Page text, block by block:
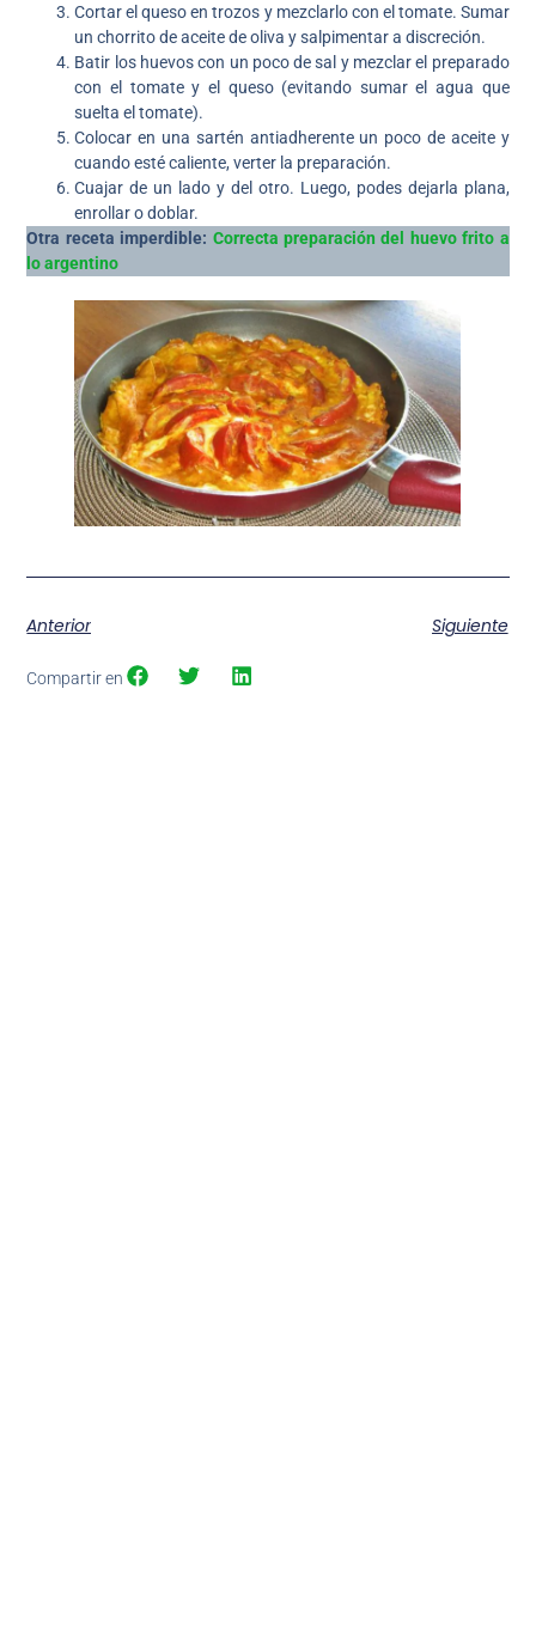
Cortar el queso en trozos y mezclarlo con el tomate. Sumar
un chorrito de aceite de oliva y salpimentar a discreción.
Batir los huevos con un poco de sal y mezclar el preparado
con el tomate y el queso (evitando sumar el agua que
suelta el tomate).
Colocar en una sartén antiadherente un poco de aceite y
cuando esté caliente, verter la preparación.
Cuajar de un lado y del otro. Luego, podes dejarla plana,
enrollar o doblar.
Otra receta imperdible: Correcta preparación del huevo frito a
lo argentino
Anterior Siguiente
Compartir en